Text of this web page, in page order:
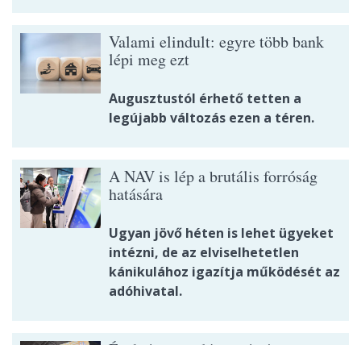
Valami elindult: egyre több bank
lépi meg ezt
Augusztustól érhető tetten a
legújabb változás ezen a téren.
A NAV is lép a brutális forróság
hatására
Ugyan jövő héten is lehet ügyeket
intézni, de az elviselhetetlen
kánikulához igazítja működését az
adóhivatal.